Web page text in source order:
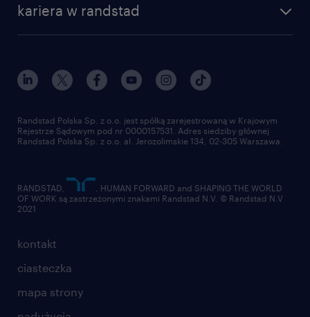
kariera w randstad
kontakt
ciasteczka
mapa strony
Randstad Polska Sp. z o.o. jest spółką zarejestrowaną w Krajowym
Rejestrze Sądowym pod nr 0000157531. Adres siedziby głównej
Randstad Polska Sp. z o.o. al. Jerozolimskie 134, 02-305 Warszawa.
RANDSTAD,
, HUMAN FORWARD and SHAPING THE WORLD
OF WORK są zastrzeżonymi znakami Randstad N.V. © Randstad N.V
2021